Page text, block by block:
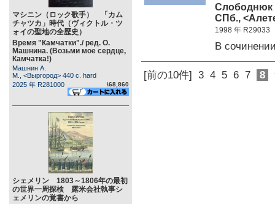
マシニン（ロック歌手） 「カム
チャツカ」時代（ヴィクトル・ツ
ォイの聖地の全歴史）
Время "Камчатки"./ ред. О.
Машнина. (Возьми мое сердце,
Камчатка!)
Машнин А.
М., <Выргород> 440 c. hard
2025 年 R281000
\68,860
シェメリン 1803～1806年の最初
の世界一周探検 露米会社執事シ
ェメリンの覚書から
Слободнюк
СПб.,
1998 年 R29033
В
[前の10件] 3 4 5 6 7 8